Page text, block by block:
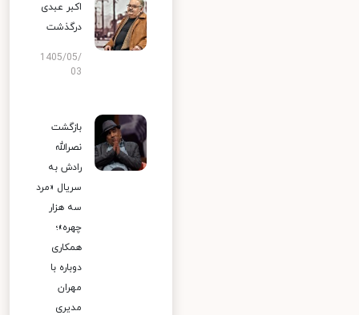
اکبر عبدی
درگذشت
1405/05/
03
بازگشت
نصرالله
رادش به
سریال «مرد
سه هزار
چهره»؛
همکاری
دوباره با
مهران
مدیری